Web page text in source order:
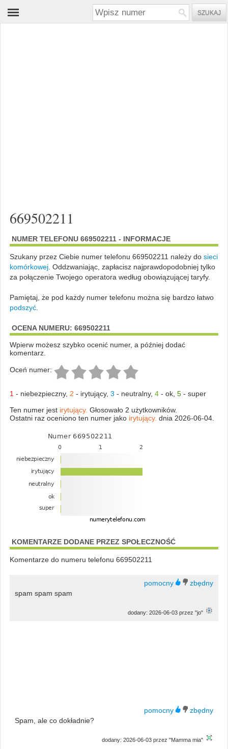
669502211
NUMER TELEFONU 669502211 - INFORMACJE
Szukany przez Ciebie numer telefonu 669502211 należy do sieci
komórkowej. Oddzwaniając, zapłacisz najprawdopodobniej tylko
za połączenie Twojego operatora według obowiązującej taryfy.
Pamiętaj, że pod każdy numer telefonu można się bardzo łatwo
podszyć.
OCENA NUMERU: 669502211
Wpierw możesz szybko ocenić numer, a później dodać
komentarz.
Oceń numer:
1 - niebezpieczny, 2 - irytujący, 3 - neutralny, 4- ok, 5- super
Ten numer jest irytujący. Głosowało 2 użytkowników.
Ostatni raz oceniono ten numer jako irytujący. dnia 2026-06-04.
KOMENTARZE DODANE PRZEZ SPOŁECZNOŚĆ
Komentarze do numeru telefonu 669502211
spam spam spam
dodany: 2026-06-03 przez "jo"
Spam, ale co dokładnie?
dodany: 2026-06-03 przez "Mamma mia"